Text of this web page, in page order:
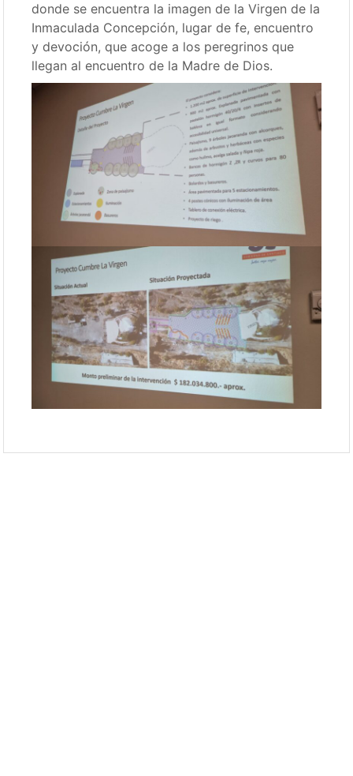
donde se encuentra la imagen de la Virgen de la
Inmaculada Concepción, lugar de fe, encuentro
y devoción, que acoge a los peregrinos que
llegan al encuentro de la Madre de Dios.